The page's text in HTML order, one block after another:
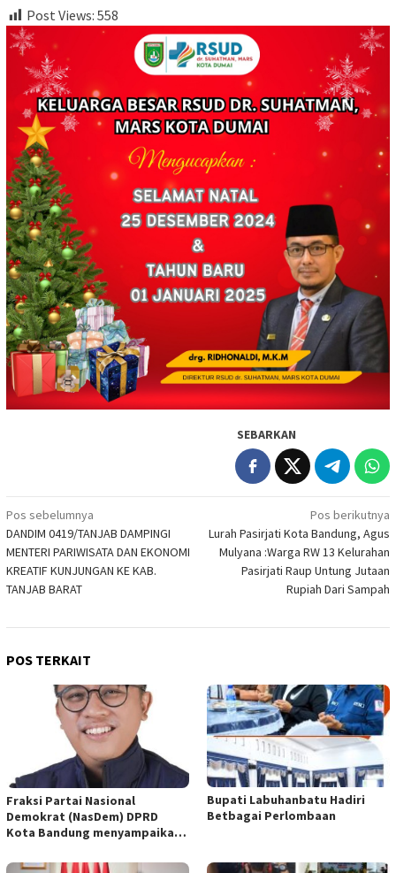
Post Views: 558
SEBARKAN
Navigasi
pos
Pos sebelumnya
DANDIM 0419/TANJAB DAMPINGI
MENTERI PARIWISATA DAN EKONOMI
KREATIF KUNJUNGAN KE KAB.
TANJAB BARAT
Pos berikutnya
Lurah Pasirjati Kota Bandung, Agus
Mulyana :Warga RW 13 Kelurahan
Pasirjati Raup Untung Jutaan
Rupiah Dari Sampah
POS TERKAIT
Fraksi Partai Nasional
Demokrat (NasDem) DPRD
Kota Bandung menyampaikan
empat Rancangan Peraturan
Bupati Labuhanbatu Hadiri
Betbagai Perlombaan